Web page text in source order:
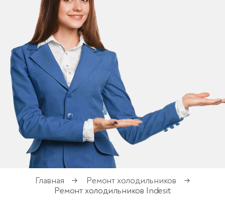
Главная → Ремонт холодильников
→
Ремонт холодильников Indesit